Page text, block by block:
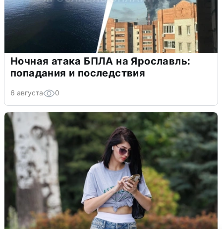
Ночная атака БПЛА на Ярославль:
попадания и последствия
6 августа 0